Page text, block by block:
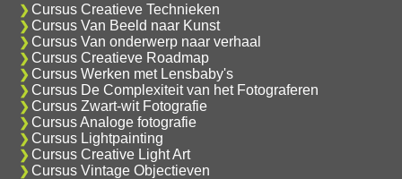
Cursus Creatieve Technieken
Cursus Van Beeld naar Kunst
Cursus Van onderwerp naar verhaal
Cursus Creatieve Roadmap
Cursus Werken met Lensbaby's
Cursus De Complexiteit van het Fotograferen
Cursus Zwart-wit Fotografie
Cursus Analoge fotografie
Cursus Lightpainting
Cursus Creative Light Art
Cursus Vintage Objectieven